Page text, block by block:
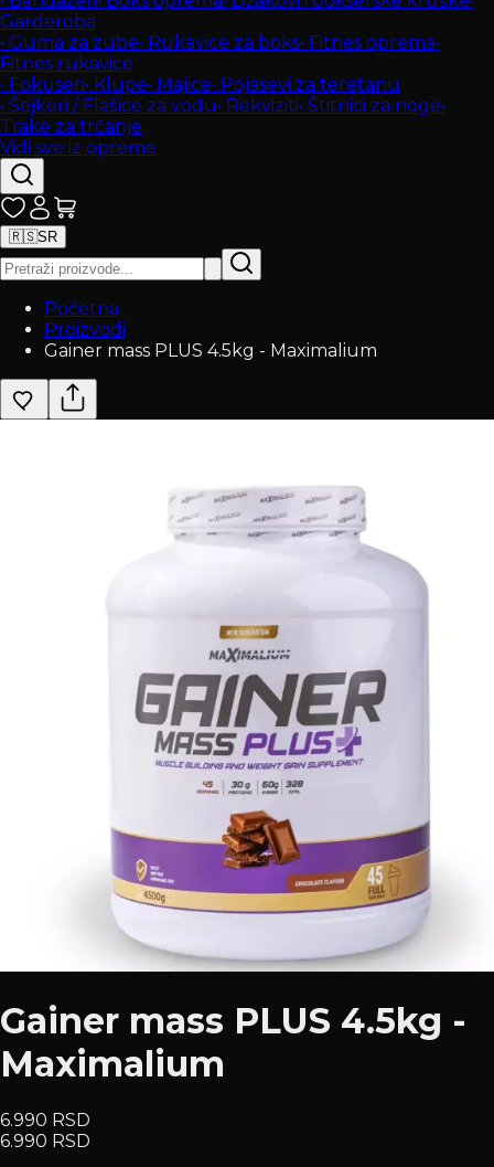
Garderoba
• Guma za zube• Rukavice za boks• Fitnes oprema•
Fitnes rukavice
• Fokuseri• Klupe• Majice• Pojasevi za teretanu
• Šejkeri / Flašice za vodu• Rekviziti• Štitnici za noge•
Trake za trčanje
Vidi sve iz opreme
🇷🇸SR
Početna
Proizvodi
Gainer mass PLUS 4.5kg - Maximalium
Gainer mass PLUS 4.5kg -
Maximalium
6.990 RSD
6.990 RSD